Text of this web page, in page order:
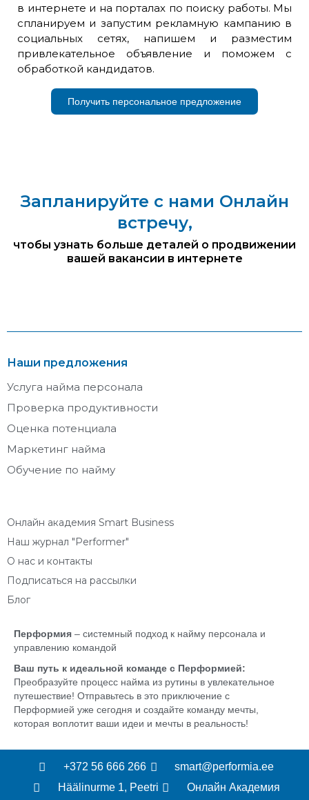
в интернете и на порталах по поиску работы. Мы
спланируем и запустим рекламную кампанию в
социальных сетях, напишем и разместим
привлекательное объявление и поможем с
обработкой кандидатов.
Получить персональное предложение
Запланируйте с нами Онлайн
встречу,
чтобы узнать больше деталей о продвижении
вашей вакансии в интернете
Наши предложения
Услуга найма персонала
Проверка продуктивности
Оценка потенциала
Маркетинг найма
Обучение по найму
Онлайн академия Smart Business
Наш журнал "Performer"
О нас и контакты
Подписаться на рассылки
Блог
Перформия – системный подход к найму персонала и
управлению командой
Ваш путь к идеальной команде с Перформией:
Преобразуйте процесс найма из рутины в увлекательное
путешествие! Отправьтесь в это приключение с
Перформией уже сегодня и создайте команду мечты,
которая воплотит ваши идеи и мечты в реальность!
+372 56 666 266
smart@performia.ee
Häälinurme 1, Peetri
Онлайн Академия